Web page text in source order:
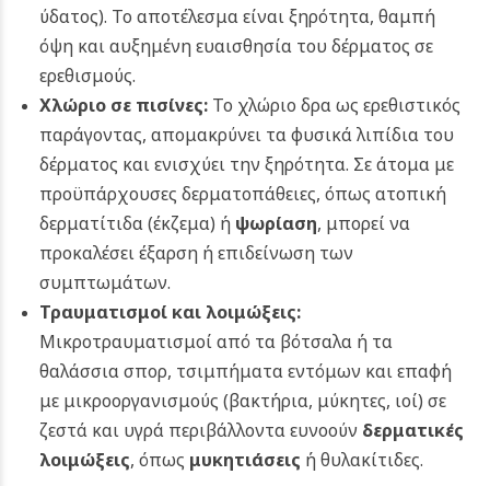
ύδατος). Το αποτέλεσμα είναι ξηρότητα, θαμπή
όψη και αυξημένη ευαισθησία του δέρματος σε
ερεθισμούς.
Χλώριο σε πισίνες:Το χλώριο δρα ως ερεθιστικός
παράγοντας, απομακρύνει τα φυσικά λιπίδια του
δέρματος και ενισχύει την ξηρότητα. Σε άτομα με
προϋπάρχουσες δερματοπάθειες, όπως ατοπική
δερματίτιδα (έκζεμα) ή ψωρίαση, μπορεί να
προκαλέσει έξαρση ή επιδείνωση των
συμπτωμάτων.
Τραυματισμοί και λοιμώξεις:
Μικροτραυματισμοί από τα βότσαλα ή τα
θαλάσσια σπορ, τσιμπήματα εντόμων και επαφή
με μικροοργανισμούς (βακτήρια, μύκητες, ιοί) σε
ζεστά και υγρά περιβάλλοντα ευνοούν δερματικές
λοιμώξεις, όπως μυκητιάσεις ή θυλακίτιδες.